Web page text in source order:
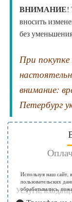
ВНИМАНИЕ!
вносить
без
При
внимание:
Петербург
Услуги,
Оплачивается
тура:
Используя наш сайт,
пользовательских
обрабатывались,